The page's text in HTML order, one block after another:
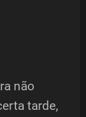
não
tarde,